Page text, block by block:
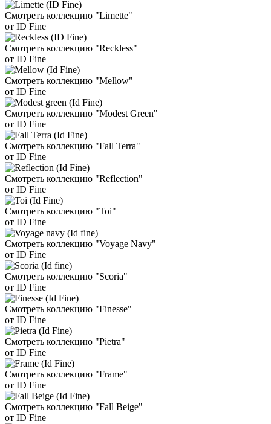
Смотреть коллекцию "Limette"
от ID Fine
Смотреть коллекцию "Reckless"
от ID Fine
Смотреть коллекцию "Mellow"
от ID Fine
Смотреть коллекцию "Modest Green"
от ID Fine
Смотреть коллекцию "Fall Terra"
от ID Fine
Смотреть коллекцию "Reflection"
от ID Fine
Смотреть коллекцию "Toi"
от ID Fine
Смотреть коллекцию "Voyage Navy"
от ID Fine
Смотреть коллекцию "Scoria"
от ID Fine
Смотреть коллекцию "Finesse"
от ID Fine
Смотреть коллекцию "Pietra"
от ID Fine
Смотреть коллекцию "Frame"
от ID Fine
Смотреть коллекцию "Fall Beige"
от ID Fine